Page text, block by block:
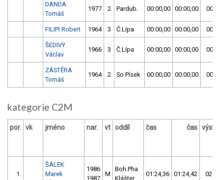
DANDA
Tomáš
1977 2 Pardub. 00:00,00 00:00,00
FILIPI Robert 1964 3 Č.Lípa 00:00,00 00:00,00
ŠEDIVÝ
Václav
1966 3 Č.Lípa 00:00,00 00:00,00
ZÁSTĚRA
Tomáš
1964 2 So Písek 00:00,00 00:00,00
kategorie C2M
por. vk jméno nar. vt oddíl čas čas
1.
ŠÁLEK
Marek
1986
1987
M
Boh.Pha
Klášter.
01:24,36 01:24,42